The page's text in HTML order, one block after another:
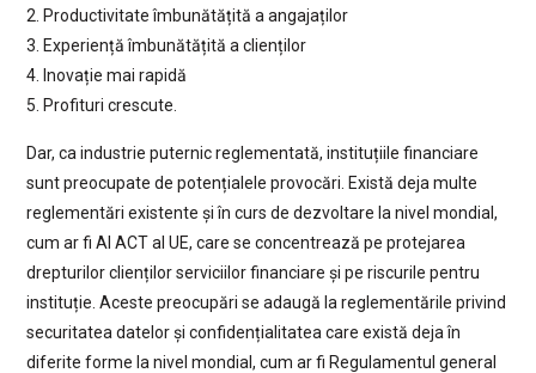
2. Productivitate îmbunătățită a angajaților
3. Experiență îmbunătățită a clienților
4. Inovație mai rapidă
5. Profituri crescute.
Dar, ca industrie puternic reglementată, instituțiile financiare
sunt preocupate de potențialele provocări. Există deja multe
reglementări existente și în curs de dezvoltare la nivel mondial,
cum ar fi AI ACT al UE, care se concentrează pe protejarea
drepturilor clienților serviciilor financiare și pe riscurile pentru
instituție. Aceste preocupări se adaugă la reglementările privind
securitatea datelor și confidențialitatea care există deja în
diferite forme la nivel mondial, cum ar fi Regulamentul general